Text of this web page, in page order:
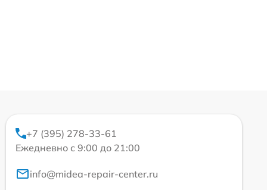
+7 (395) 278-33-61
Ежедневно с 9:00 до 21:00
info@midea-repair-center.ru